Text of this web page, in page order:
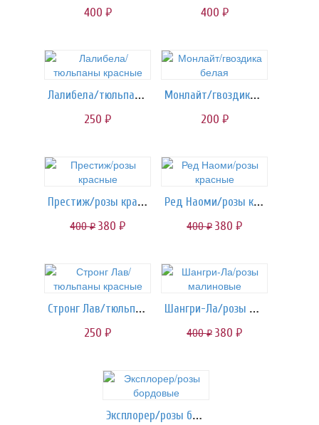
400 руб. 400 руб.
Лалибела/тюльпаны красные
250 руб.
Монлайт/гвоздика белая
200 руб.
Престиж/розы красные
400руб. 380 руб.
Ред Наоми/розы красные
400руб. 380 руб.
Стронг Лав/тюльпаны красные
250 руб.
Шангри-Ла/розы малиновые
400руб. 380 руб.
Эксплорер/розы бордовые